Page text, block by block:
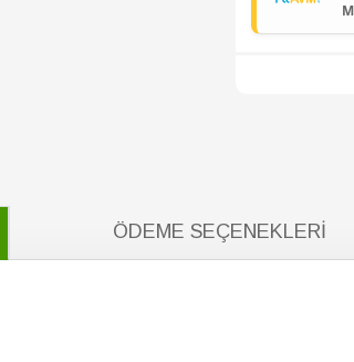
ÖDEME SEÇENEKLERI